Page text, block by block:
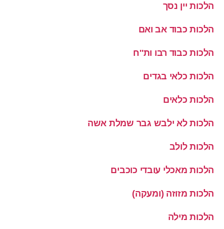
הלכות יין נסך
הלכות כבוד אב ואם
הלכות כבוד רבו ות''ח
הלכות כלאי בגדים
הלכות כלאים
הלכות לא ילבש גבר שמלת אשה
הלכות לולב
הלכות מאכלי עובדי כוכבים
הלכות מזוזה (ומעקה)
הלכות מילה